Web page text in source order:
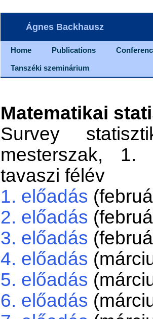
Ágnes Backhausz
Home Publications
Tanszéki szeminárium
Matematikai
Survey
mesterszak, 1.
tavaszi félév
1. előadás
2. előadás
3. előadás
4. előadás
5. előadás
6. előadás